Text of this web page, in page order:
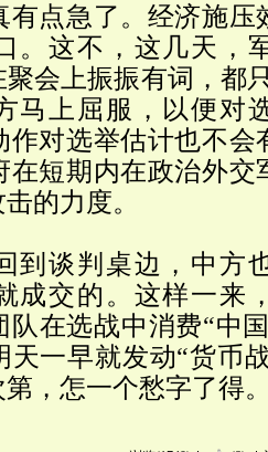
有点急了。经济施压
。这不，这几天，
会上振振有词，都
马上屈服，以便对
作对选举估计也不会
在短期内在政治外交
的力度。
到谈判桌边，中方
成交的。这样一来
队在选战中消费“中
天一早就发动“货币
，怎一个愁字了得